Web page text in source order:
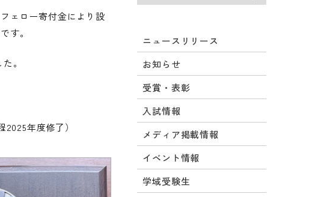
ェロー寄付金により設
す。
。
年度修了）
ニュースリリース
お知らせ
受賞・表彰
入試情報
メディア掲載情報
イベント情報
学域受験生